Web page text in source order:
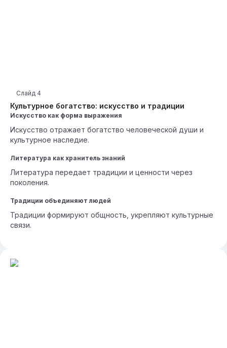
Культурное богатство: искусство и традиции
Слайд 4
Искусство как форма выражения
Искусство отражает богатство человеческой души и
культурное наследие.
Литература как хранитель знаний
Литература передает традиции и ценности через
поколения.
Традиции объединяют людей
Традиции формируют общность, укрепляют культурные
связи.